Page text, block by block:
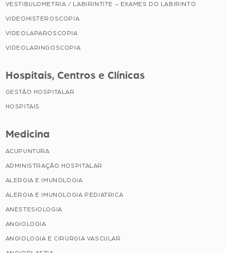
VESTIBULOMETRIA / LABIRINTITE – EXAMES DO LABIRINTO
VIDEOHISTEROSCOPIA
VIDEOLAPAROSCOPIA
VIDEOLARINGOSCOPIA
Hospitais, Centros e Clínicas
GESTÃO HOSPITALAR
HOSPITAIS
Medicina
ACUPUNTURA
ADMINISTRAÇÃO HOSPITALAR
ALERGIA E IMUNOLOGIA
ALERGIA E IMUNOLOGIA PEDIATRICA
ANESTESIOLOGIA
ANGIOLOGIA
ANGIOLOGIA E CIRURGIA VASCULAR